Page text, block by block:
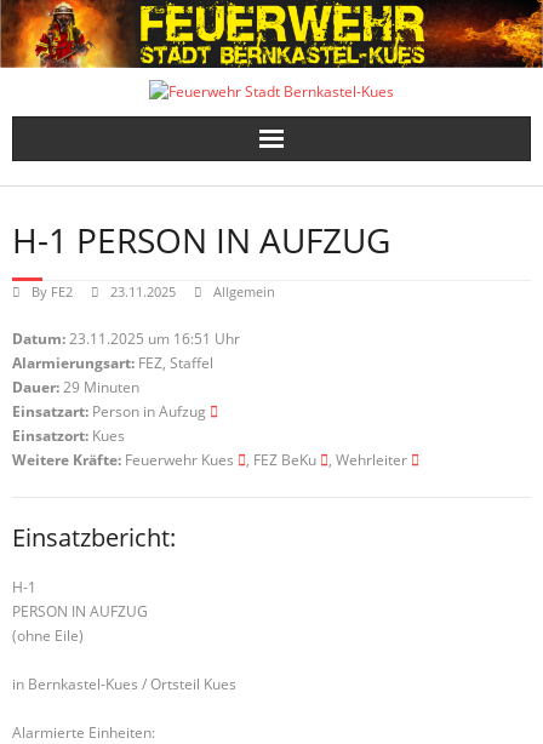
Skip
to
content
H-1 PERSON IN AUFZUG
By FE2 23.11.2025 Allgemein
Datum:23.11.2025 um 16:51 Uhr
Alarmierungsart: FEZ, Staffel
Dauer:29 Minuten
Einsatzart: Person in Aufzug
Einsatzort: Kues
Weitere Kräfte: Feuerwehr Kues , FEZ BeKu , Wehrleiter
Einsatzbericht:
H-1
PERSON IN AUFZUG
(ohne Eile)
in Bernkastel-Kues / Ortsteil Kues
Alarmierte Einheiten: